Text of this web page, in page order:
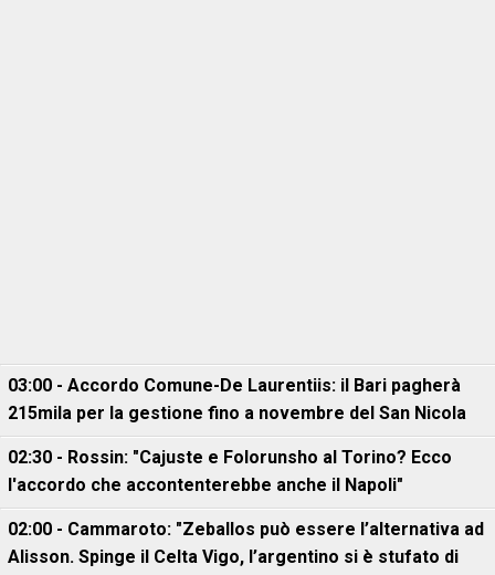
03:00 - Accordo Comune-De Laurentiis: il Bari pagherà
215mila per la gestione fino a novembre del San Nicola
02:30 - Rossin: "Cajuste e Folorunsho al Torino? Ecco
l'accordo che accontenterebbe anche il Napoli"
02:00 - Cammaroto: "Zeballos può essere l’alternativa ad
Alisson. Spinge il Celta Vigo, l’argentino si è stufato di